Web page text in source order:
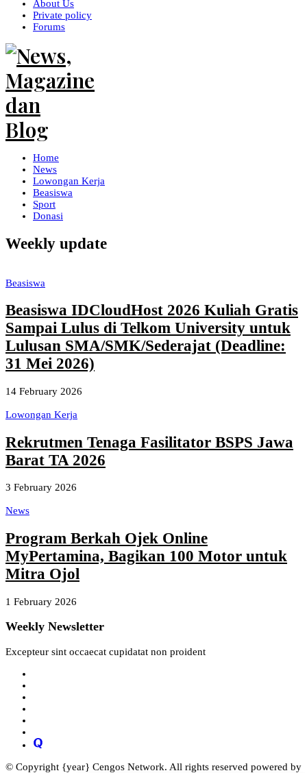
About Us
Private policy
Forums
Home
News
Lowongan Kerja
Beasiswa
Sport
Donasi
Weekly update
Beasiswa
Beasiswa IDCloudHost 2026 Kuliah Gratis
Sampai Lulus di Telkom University untuk
Lulusan SMA/SMK/Sederajat (Deadline:
31 Mei 2026)
14 February 2026
Lowongan Kerja
Rekrutmen Tenaga Fasilitator BSPS Jawa
Barat TA 2026
3 February 2026
News
Program Berkah Ojek Online
MyPertamina, Bagikan 100 Motor untuk
Mitra Ojol
1 February 2026
Weekly Newsletter
Excepteur sint occaecat cupidatat non proident
© Copyright {year} Cengos Network. All rights reserved powered by